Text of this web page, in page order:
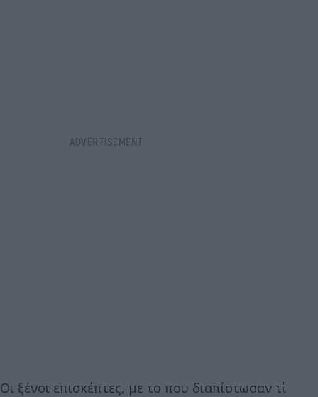
Οι ξένοι επισκέπτες, με το που διαπίστωσαν τί